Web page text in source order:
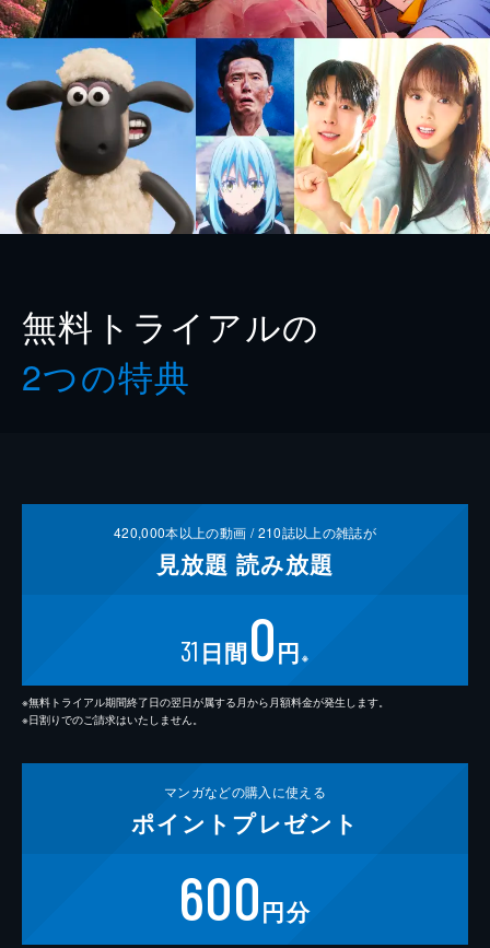
無料トライアルの
2つの特典
420,000本以上の動画 /210誌以上の雑誌が
見放題 読み放題
31 日間0円 ※
※無料トライアル期間終了日の翌日が属する月から月額料金が発生します。
※日割りでのご請求はいたしません。
マンガなどの購入に使える
ポイント プレゼント
600円分